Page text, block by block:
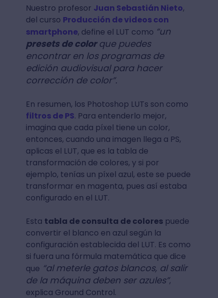
Nuestro profesor Juan Sebastián Nieto,
del curso Producción de videos con
smartphone, define el LUT como “un
presets de colorque puedes
encontrar en los programas de
edición audiovisual para hacer
corrección de color”.
En resumen, los Photoshop LUTs son como
filtros de PS. Para entenderlo mejor,
imagina que cada píxel tiene un color,
entonces, cuando una imagen llega a PS,
aplicas el LUT, que es la tabla de
transformación de colores, y si por
ejemplo, tenías un píxel azul, este se puede
transformar en magenta, pues así estaba
configurado en el LUT.
Esta tabla de consulta de colorespuede
convertir el blanco en azul según la
configuración establecida del LUT. Es como
si fuera una fórmula matemática que dice
que “al meterle gatos blancos, al salir
de la máquina deben ser azules”,
explica Ground Control.